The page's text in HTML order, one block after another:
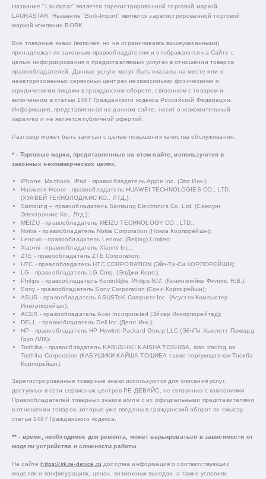
Название "Laurastar" является зарегистрированной торговой маркой
LAURASTAR. Название "Bork-Import" является зарегистрированной торговой
маркой компании BORK.
Все товарные знаки (включая, но не ограничиваясь вышеуказанными)
принадлежат их законным правообладателям и отображаются на Сайте с
целью информирования о предоставляемых услугах в отношении товаров
правообладателей. Данные услуги могут быть оказаны на месте или в
неавторизованных сервисных центрах независимыми физическими и
юридическими лицами в гражданском обороте, связанном с товаром и
включенном в статью 1487 Гражданского кодекса Российской Федерации.
Информация, представленная на данном сайте, носит ознакомительный
характер и не является публичной офертой.
Разговор может быть записан с целью повышения качества обслуживания.
* - Торговые марки, представленные на этом сайте, используются в
законных некоммерческих целях.
iPhone, Macbook, iPad - правообладатель Apple Inc. (Эпл Инк.);
Huawei и Honor - правообладатель HUAWEI TECHNOLOGIES CO., LTD.
(ХУАВЕЙ ТЕКНОЛОДЖИС КО., ЛТД.);
Samsung – правообладатель Samsung Electronics Co. Ltd. (Самсунг
Электроникс Ко., Лтд.);
MEIZU - правообладатель MEIZU TECHNOLOGY CO., LTD.;
Nokia - правообладатель Nokia Corporation (Нокиа Корпорейшн);
Lenovo - правообладатель Lenovo (Beijing) Limited;
Xiaomi - правообладатель Xiaomi Inc.;
ZTE - правообладатель ZTE Corporation;
HTC - правообладатель HTC CORPORATION (Эйч-Ти-Си КОРПОРЕЙШН);
LG - правообладатель LG Corp. (ЭлДжи Корп.);
Philips - правообладатель Koninklijke Philips N.V. (Конинклийке Филипс Н.В.);
Sony - правообладатель Sony Corporation (Сони Корпорейшн);
ASUS - правообладатель ASUSTeK Computer Inc. (Асустек Компьютер
Инкорпорейшн);
ACER - правообладатель Acer Incorporated (Эйсер Инкорпорейтед);
DELL - правообладатель Dell Inc.(Делл Инк.);
HP - правообладатель HP Hewlett-Packard Group LLC (ЭйчПи Хьюлетт Паккард
Груп ЛЛК);
Toshiba - правообладатель KABUSHIKI KAISHA TOSHIBA, also trading as
Toshiba Corporation (КАБУШИКИ КАЙША ТОШИБА также торгующая как Тосиба
Корпорейшн).
Зарегистрированные товарные знаки используются для описания услуг,
доступных в сети сервисных центров РЕ-ДЕВАЙС, не связанных с компаниями
Правообладателей товарных знаков и/или с их официальными представителями
в отношении товаров, которые уже введены в гражданский оборот по смыслу
статьи 1487 Гражданского кодекса.
** - время, необходимое для ремонта, может варьироваться в зависимости от
модели устройства и сложности работы.
На сайтеhttps://irk.re-device.ru доступна информация о соответствующих
моделях и конфигурациях, ценах, возможных выгодах, а также условиях